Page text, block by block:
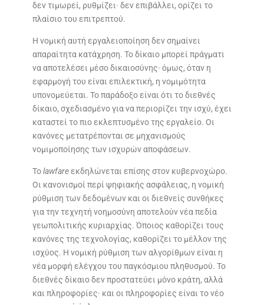
δεν τιμωρεί, ρυθμίζει· δεν επιβάλλει, ορίζει το
πλαίσιο του επιτρεπτού.
Η νομική αυτή εργαλειοποίηση δεν σημαίνει
απαραίτητα κατάχρηση. Το δίκαιο μπορεί πράγματι
να αποτελέσει μέσο δικαιοσύνης· όμως, όταν η
εφαρμογή του είναι επιλεκτική, η νομιμότητα
υπονομεύεται. Το παράδοξο είναι ότι το διεθνές
δίκαιο, σχεδιασμένο για να περιορίζει την ισχύ, έχει
καταστεί το πιο εκλεπτυσμένο της εργαλείο. Οι
κανόνες μετατρέπονται σε μηχανισμούς
νομιμοποίησης των ισχυρών αποφάσεων.
Τοlawfareεκδηλώνεται επίσης στον κυβερνοχώρο.
Οι κανονισμοί περί ψηφιακής ασφάλειας, η νομική
ρύθμιση των δεδομένων και οι διεθνείς συνθήκες
για την τεχνητή νοημοσύνη αποτελούν νέα πεδία
γεωπολιτικής κυριαρχίας. Όποιος καθορίζει τους
κανόνες της τεχνολογίας, καθορίζει το μέλλον της
ισχύος. Η νομική ρύθμιση των αλγορίθμων είναι η
νέα μορφή ελέγχου του παγκόσμιου πληθυσμού. Το
διεθνές δίκαιο δεν προστατεύει μόνο κράτη, αλλά
και πληροφορίες· και οι πληροφορίες είναι το νέο